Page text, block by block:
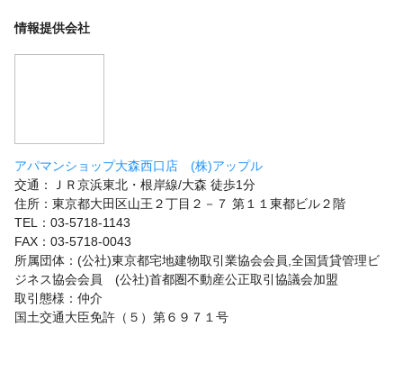
情報提供会社
アパマンショップ大森西口店 (株)アップル
交通：ＪＲ京浜東北・根岸線/大森 徒歩1分
住所：東京都大田区山王２丁目２－７ 第１１東都ビル２階
TEL：03-5718-1143
FAX：03-5718-0043
所属団体：(公社)東京都宅地建物取引業協会会員,全国賃貸管理ビ
ジネス協会会員 (公社)首都圏不動産公正取引協議会加盟
取引態様：仲介
国土交通大臣免許（５）第６９７１号